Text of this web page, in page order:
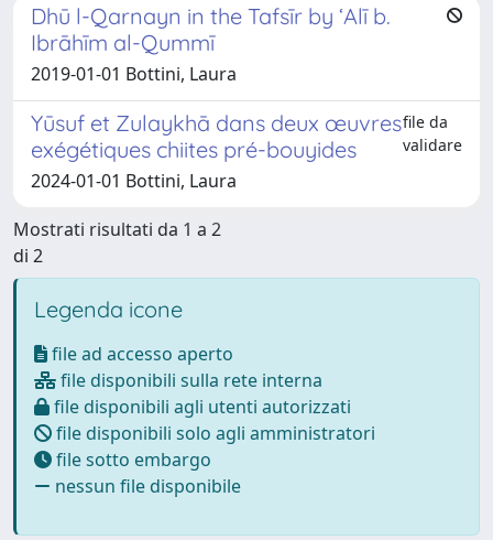
Dhū l-Qarnayn in the Tafsīr by ‘Alī b.
Ibrāhīm al-Qummī
2019-01-01 Bottini, Laura
Yūsuf et Zulaykhā dans deux œuvres
exégétiques chiites pré-bouyides
file da
validare
2024-01-01 Bottini, Laura
Mostrati risultati da 1 a 2
di 2
Legenda icone
file ad accesso aperto
file disponibili sulla rete interna
file disponibili agli utenti autorizzati
file disponibili solo agli amministratori
file sotto embargo
nessun file disponibile